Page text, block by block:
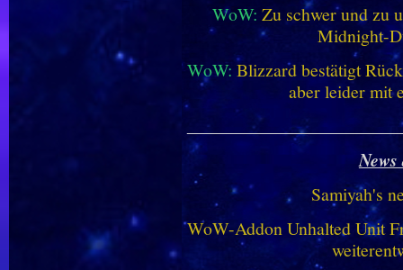
WoW: Zu schwer und zu
Midnight-
WoW: Blizzard bestätigt
aber leider mit
Samiyah's
WoW-Addon Unhalted Unit